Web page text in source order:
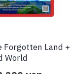
Forgotten Land +
World